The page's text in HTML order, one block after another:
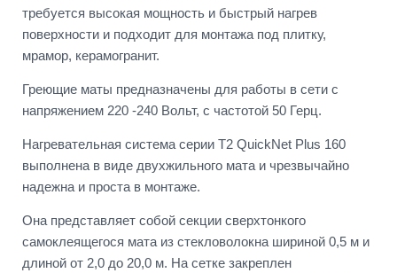
требуется высокая мощность и быстрый нагрев
поверхности и подходит для монтажа под плитку,
мрамор, керамогранит.
Греющие маты предназначены для работы в сети с
напряжением 220 -240 Вольт, с частотой 50 Герц.
Нагревательная система серии T2 QuickNet Plus 160
выполнена в виде двухжильного мата и чрезвычайно
надежна и проста в монтаже.
Она представляет собой секции сверхтонкого
самоклеящегося мата из стекловолокна шириной 0,5 м и
длиной от 2,0 до 20,0 м. На сетке закреплен